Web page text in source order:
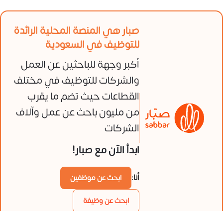
صبار هي المنصة المحلية الرائدة
للتوظيف في السعودية
أكبر وجهة للباحثين عن العمل
والشركات للتوظيف في مختلف
القطاعات حيث تضم ما يقرب
من مليون باحث عن عمل وآلاف
الشركات
ابدأ الآن مع صبار!
أنا:
ابحث عن موظفين
ابحث عن وظيفة